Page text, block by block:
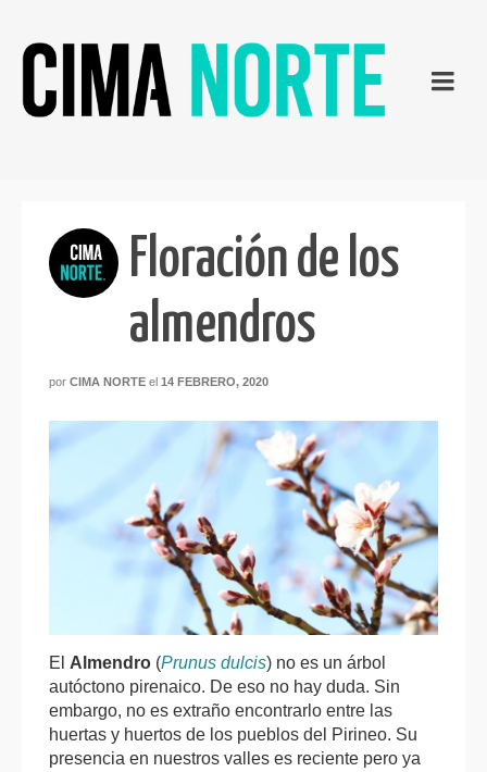
Floración de los
almendros
por CIMA NORTE el 14 FEBRERO, 2020
El Almendro (Prunus dulcis) no es un árbol
autóctono pirenaico. De eso no hay duda. Sin
embargo, no es extraño encontrarlo entre las
huertas y huertos de los pueblos del Pirineo. Su
presencia en nuestros valles es reciente pero ya